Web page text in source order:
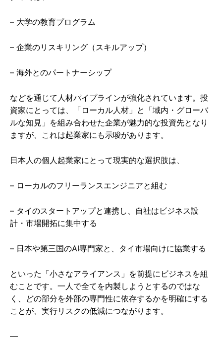
– 大学の教育プログラム
– 企業のリスキリング（スキルアップ）
– 海外とのパートナーシップ
などを通じて人材パイプラインが強化されています。投
資家にとっては、「ローカル人材」と「域内・グローバ
ルな知見」を組み合わせた企業が魅力的な投資先となり
ますが、これは起業家にも示唆があります。
日本人の個人起業家にとって現実的な選択肢は、
– ローカルのフリーランスエンジニアと組む
– タイのスタートアップと連携し、自社はビジネス設
計・市場開拓に集中する
– 日本や第三国のAI専門家と、タイ市場向けに協業する
といった「小さなアライアンス」を前提にビジネスを組
むことです。一人で全てを内製しようとするのではな
く、どの部分を外部の専門性に依存するかを明確にする
ことが、実行リスクの低減につながります。
—